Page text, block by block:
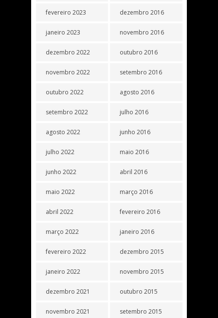
fevereiro 2023
janeiro 2023
dezembro 2022
novembro 2022
outubro 2022
setembro 2022
agosto 2022
julho 2022
junho 2022
maio 2022
abril 2022
março 2022
fevereiro 2022
janeiro 2022
dezembro 2021
novembro 2021
dezembro 2016
novembro 2016
outubro 2016
setembro 2016
agosto 2016
julho 2016
junho 2016
maio 2016
abril 2016
março 2016
fevereiro 2016
janeiro 2016
dezembro 2015
novembro 2015
outubro 2015
setembro 2015